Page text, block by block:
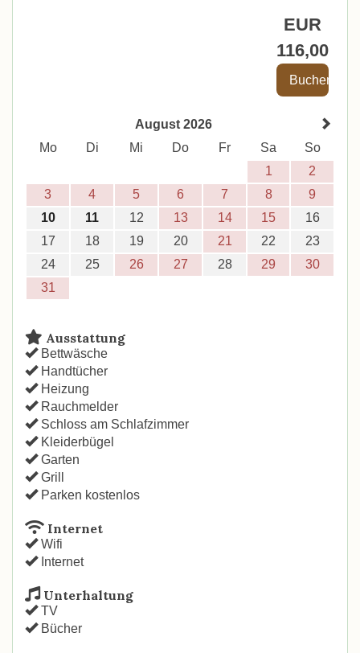
EUR
116,00
August 2026
Mo
Di Mi Do Fr Sa
So
1
2
3
4 5 6 7 8
9
10
11 12 13 14 15
16
17
18 19 20 21 22
23
24
25 26 27 28 29
30
31
Ausstattung
Bettwäsche
Handtücher
Heizung
Rauchmelder
Schloss am Schlafzimmer
Kleiderbügel
Garten
Grill
Parken kostenlos
Internet
Wifi
Internet
Unterhaltung
TV
Bücher